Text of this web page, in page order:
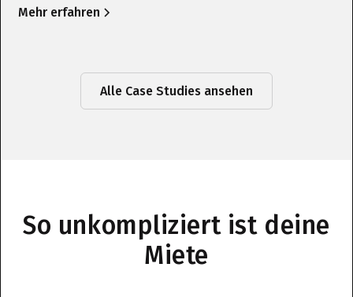
Mehr erfahren
Alle Case Studies ansehen
So unkompliziert ist deine
Miete